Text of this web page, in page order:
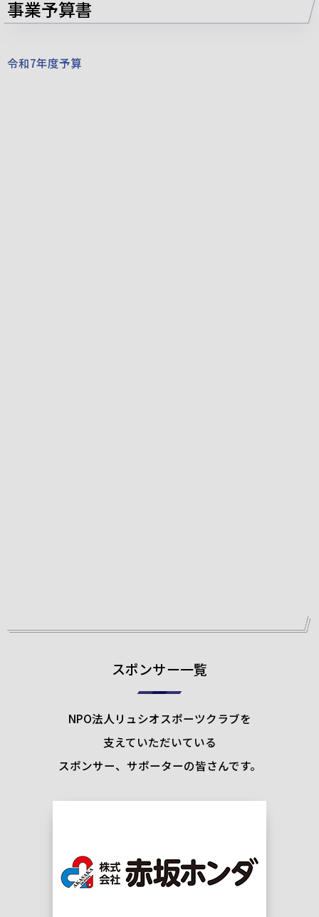
事業予算書
令和7年度予算
スポンサー一覧
NPO法人リュシオスポーツクラブを
支えていただいている
スポンサー、サポーターの皆さんです。